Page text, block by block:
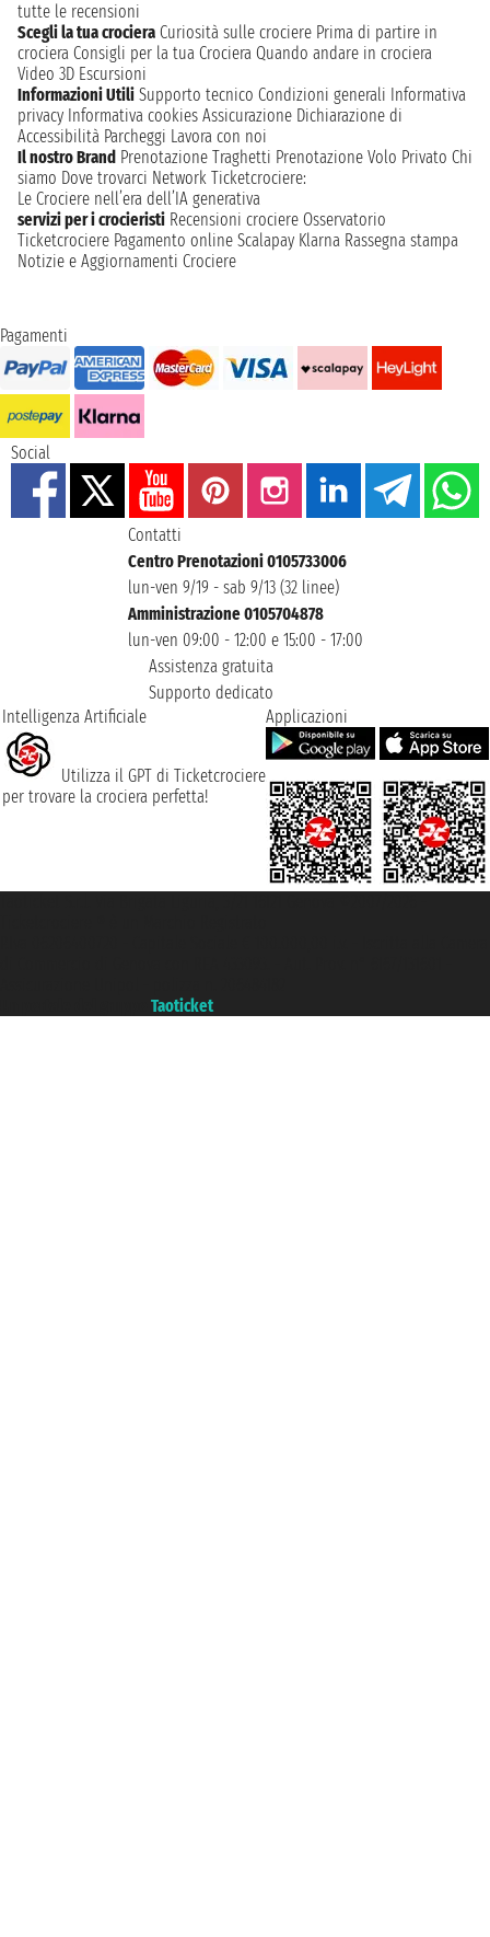
tutte le recensioni
Scegli la tua crociera Curiosità sulle crociere Prima di partire in
crociera Consigli per la tua Crociera Quando andare in crociera
Video 3D Escursioni
Informazioni Utili Supporto tecnico Condizioni generali Informativa
privacy Informativa cookies Assicurazione Dichiarazione di
Accessibilità Parcheggi Lavora con noi
Il nostro Brand Prenotazione Traghetti Prenotazione Volo Privato Chi
siamo Dove trovarci Network Ticketcrociere:
Le Crociere nell’era dell’IA generativa
servizi per i crocieristi Recensioni crociere Osservatorio
Ticketcrociere Pagamento online Scalapay Klarna Rassegna stampa
Notizie e Aggiornamenti Crociere
Pagamenti
Social
Contatti
Centro Prenotazioni 0105733006
lun-ven 9/19 - sab 9/13 (32 linee)
Amministrazione 0105704878
lun-ven 09:00 - 12:00 e 15:00 - 17:00
Assistenza gratuita
Supporto dedicato
Intelligenza Artificiale
Utilizza il GPT di Ticketcrociere
per trovare la crociera perfetta!
Applicazioni
Taoticket